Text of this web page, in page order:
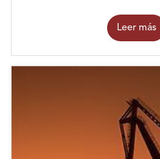
Leer más